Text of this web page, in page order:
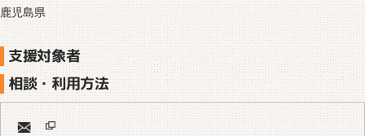
鹿児島県
支援対象者
相談・利用方法